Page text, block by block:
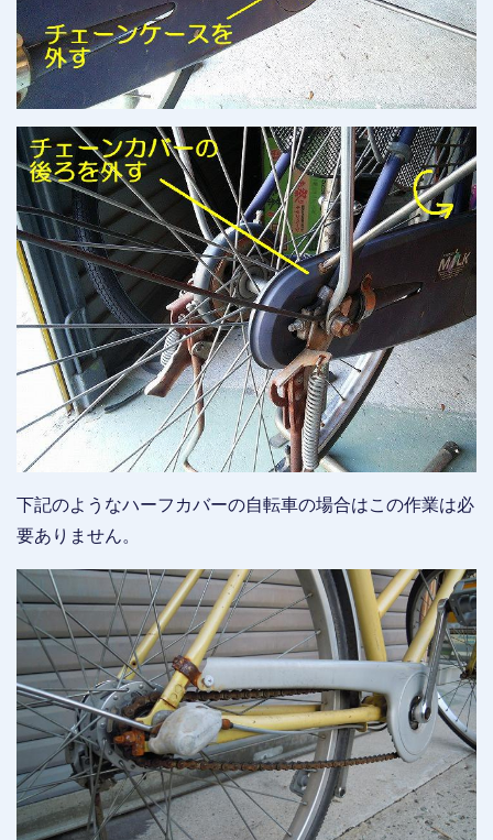
下記のようなハーフカバーの自転車の場合はこの作業は必
要ありません。